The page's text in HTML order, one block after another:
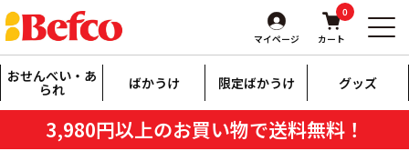
マイページ カート
0
おせんべい・あ
られ ばかうけ 限定ばかうけ グッズ
3,980円以上のお買い物で送料無料！